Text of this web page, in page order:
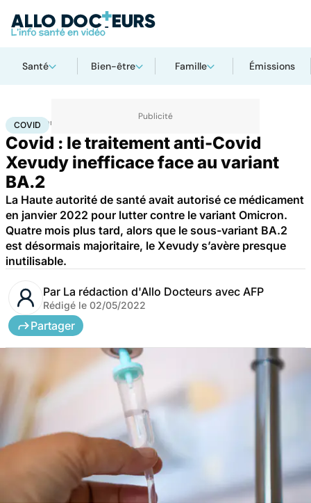
Santé Bien-être Famille Émissions
Accueil Santé Maladies infectieuses
COVID
Covid : le traitement anti-Covid
Xevudy inefficace face au variant
BA.2
La Haute autorité de santé avait autorisé ce médicament
en janvier 2022 pour lutter contre le variant Omicron.
Quatre mois plus tard, alors que le sous-variant BA.2
est désormais majoritaire, le Xevudy s’avère presque
inutilisable.
Par La rédaction d'Allo Docteurs avec AFP
Rédigé le 02/05/2022
Partager